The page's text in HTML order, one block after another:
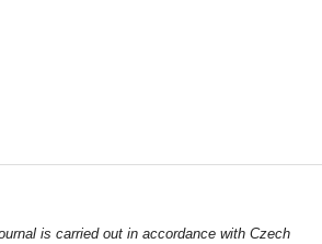
is carried out in accordance with Czech